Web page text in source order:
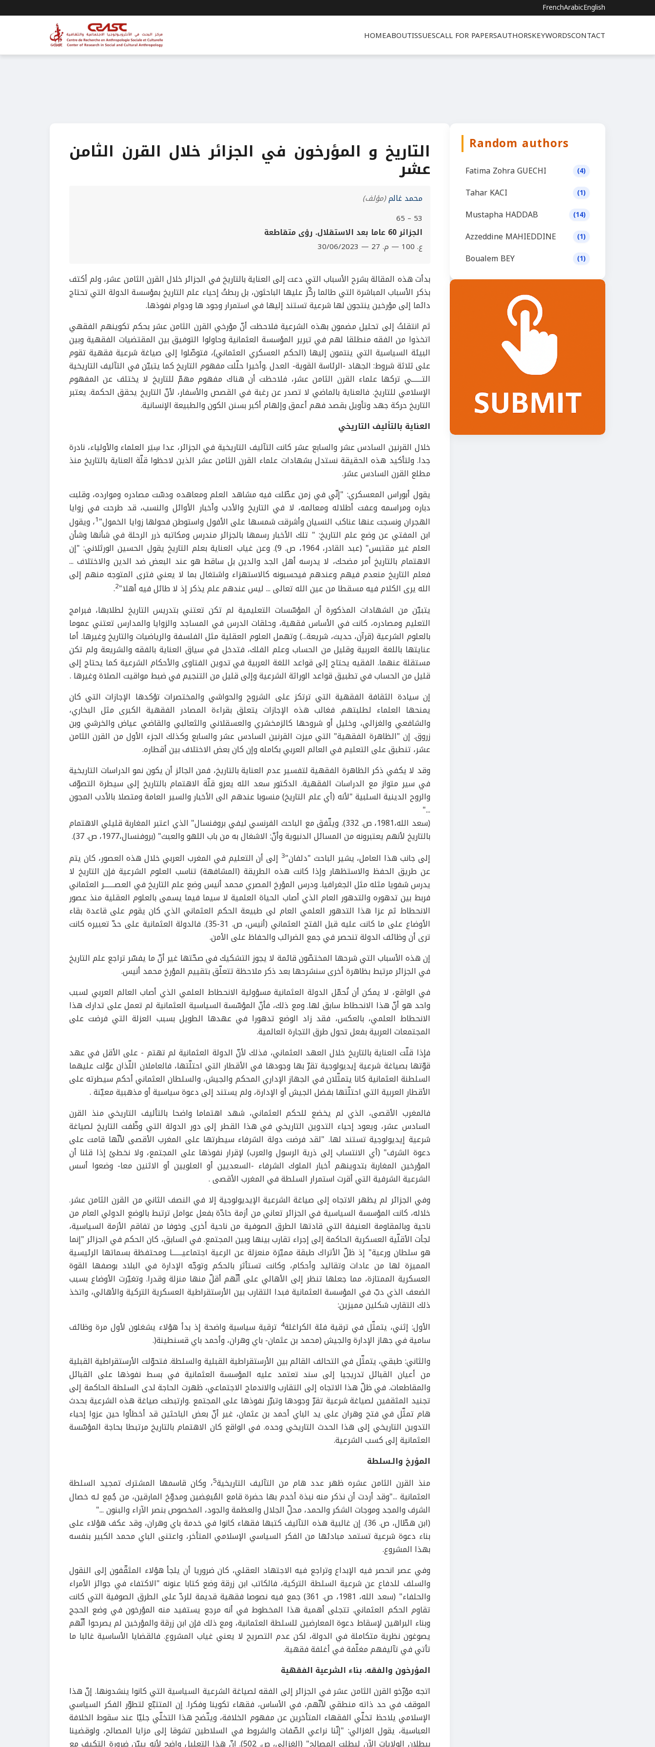
FrenchArabicEnglish
HOMEABOUTISSUESCALL FOR PAPERSAUTHORSKEYWORDSCONTACT
التاريخ و المؤرخون في الجزائر خلال القرن الثامن
عشر
محمد غالم(مؤلف)
53 – 65
الجزائر 60 عاما بعد الاستقلال. رؤى متقاطعة
ع. 100 — م. 27 — 30/06/2023
بدأت هذه المقالة بشرح الأسباب التي دعت إلى العناية بالتاريخ في الجزائر خلال القرن الثامن عشر، ولم أكتف
بذكر الأسباب المباشرة التي طالما ركّز عليها الباحثون، بل ربطتُ إحياء علم التاريخ بمؤسسة الدولة التي تحتاج
دائما إلى مؤرخين ينتجون لها شرعية تستند إليها في استمرار وجود ها ودوام نفوذها.
ثم انتقلتُ إلى تحليل مضمون بهذه الشرعية فلاحظت أنّ مؤرخي القرن الثامن عشر بحكم تكوينهم الفقهي
اتخذوا من الفقه منطلقا لهم في تبرير المؤسسة العثمانية وحاولوا التوفيق بين المقتضيات الفقهية وبين
البيئة السياسية التي ينتمون إليها (الحكم العسكري العثماني)، فتوصّلوا إلى صياغة شرعية فقهية تقوم
على ثلاثة شروط: الجهاد -الرئاسة القوية- العدل .وأخيرا حلّلت مفهوم التاريخ كما يتبيّن في التآليف التاريخية
التـــــــي تركها علماء القرن الثامن عشر، فلاحظت أن هناك مفهوم مهمّ للتاريخ لا يختلف عن المفهوم
الإسلامي للتاريخ. فالعناية بالماضي لا تصدر عن رغبة في القصص والأسفار، لأنّ التاريخ يحقق الحكمة. يعتبر
التاريخ حركة جهد وتأويل بقصد فهم أعمق وإلهام أکبر بسنن الكون والطبيعة الإنسانية.
العناية بالتأليف التاريخي
خلال القرنين السادس عشر والسابع عشر كانت التآليف التاريخية في الجزائر، عدا سِيَر العلماء والأولياء، نادرة
جدا. ولتأكيد هذه الحقيقة نستدل بشهادات علماء القرن الثامن عشر الذين لاحظوا قلّة العناية بالتاريخ منذ
مطلع القرن السادس عشر.
يقول أبوراس المعسكري: "إنّي في زمن عطّلت فيه مشاهد العلم ومعاهده ودسّت مصادره وموارده، وقلبت
دباره ومراسمه وعفت أطلاله ومعالمه، لا في التاريخ والأدب وأخبار الأوائل والنسب، قد طرحت في زوايا
الهجران ونسجت عنها عناكب النسيان وأشرقت شمسها على الأفول واستوطن فحولها زوايا الخمول"1، ويقول
ابن المفتي عن وضع علم التاريخ: " تلك الأخبار رسمها بالجزائر مندرس ومكاتبه ذرر الرحلة في شأنها وشأن
العلم غير مقتبس" (عبد القادر، 1964، ص. 9). وعن غياب العناية بعلم التاريخ يقول الحسين الورثلاني: "إن
الاهتمام بالتاريخ أمر مضحك، لا يدرسه أهل الجد والدين بل ساقط هو عند البعض ضد الدين والاختلاف ...
فعلم التاريخ منعدم فيهم وعندهم فيحسبونه كالاستهزاء واشتغال بما لا يعني فترى المتوجه منهم إلى
الله يرى الكلام فيه مسقطا من عين الله تعالى ... ليس عندهم علم يذكر إذ لا طائل فيه أهلا"2
.
يتبيّن من الشهادات المذكورة أن المؤسّسات التعليمية لم تكن تعتني بتدريس التاريخ لطلابها، فبرامج
التعليم ومصادره، كانت في الأساس فقهية، وحلقات الدرس في المساجد والزوايا والمدارس تعتني عموما
بالعلوم الشرعية (قرآن، حديث، شريعة...) وتهمل العلوم العقلية مثل الفلسفة والرياضيات والتاريخ وغيرها. أما
عنايتها باللغة العربية وقليل من الحساب وعلم الفلك، فتدخل في سياق العناية بالفقه والشريعة ولم تكن
مستقلة عنهما. الفقيه يحتاج إلى قواعد اللغة العربية في تدوين الفتاوى والأحكام الشرعية كما يحتاج إلى
قليل من الحساب في تطبيق قواعد الوراثة الشرعية وإلى قليل من التنجيم في ضبط مواقيت الصلاة وغيرها .
إن سيادة الثقافة الفقهية التي ترتكز على الشروح والحواشي والمختصرات تؤكدها الإجازات التي كان
يمنحها العلماء لطلبتهم. فغالب هذه الإجازات يتعلق بقراءة المصادر الفقهية الكبرى مثل البخاري،
والشافعي والغزالي، وخليل أو شروحها كالزمخشري والعسقلاني والثعالبي والقاضي عياض والخرشي وبن
زروق. إن "الظاهرة الفقهية" التي ميزت القرنين السادس عشر والسابع وكذلك الجزء الأول من القرن الثامن
عشر، تنطبق على التعليم في العالم العربي بكامله وإن كان بعض الاختلاف بين أقطاره.
وقد لا يكفي ذكر الظاهرة الفقهية لتفسير عدم العناية بالتاريخ، فمن الجائز أن يكون نمو الدراسات التاريخية
في سير متواز مع الدراسات الفقهية. الدكتور سعد الله يعزو قلّة الاهتمام بالتاريخ إلى سيطرة التصوّف
والروح الدينية السلبية "لأنه (أي علم التاريخ) منسوبا عندهم الى الأخبار والسير العامة ومتصلا بالأدب المجون
..."
(سعد الله،1981، ص. 332). ويتّفق مع الباحث الفرنسي ليفي بروفنسال" الذي اعتبر المغاربة قليلي الاهتمام
بالتاريخ لأنهم يعتبرونه من المسائل الدنيوية وأنّ: الاشغال به من باب اللهو والعبث" (بروفنسال،1977، ص. 37).
إلى جانب هذا العامل، يشير الباحث "دلفان"3 إلى أن التعليم في المغرب العربي خلال هذه العصور، كان يتم
عن طريق الحفظ والاستظهار وإذا كانت هذه الطريقة (المشافهة) تناسب العلوم الشرعية فإن التاريخ لا
يدرس شفويا مثله مثل الجغرافيا. ودرس المؤرخ المصري محمد أنيس وضع علم التاريخ في العصـــــــر العثماني
فربط بين تدهوره والتدهور العام الذي أصاب الحياة العلمية لا سيما فيما يسمى بالعلوم العقلية منذ عصور
الانحطاط ثم عزا هذا التدهور العلمي العام لى طبيعة الحكم العثماني الذي كان يقوم على قاعدة بقاء
الأوضاع على ما كانت عليه قبل الفتح العثماني (أنيس، ص. 31-35). فالدولة العثمانية على حدّ تعبيره كانت
ترى أن وظائف الدولة تنحصر في جمع الضرائب والحفاظ على الأمن.
إن هذه الأسباب التي شرحها المختصّون قائمة لا يجوز التشكيك في صحّتها غير أنّ ما يفسّر تراجع علم التاريخ
في الجزائر مرتبط بظاهرة أخرى سنشرحها بعد ذكر ملاحظة تتعلّق بتقييم المؤرخ محمد أنيس.
في الواقع، لا يمكن أن نُحمّل الدولة العثمانية مسؤولية الانحطاط العلمي الذي أصاب العالم العربي لسبب
واحد هو أنّ هذا الانحطاط سابق لها. ومع ذلك، فأنّ المؤسّسة السياسية العثمانية لم تعمل على تدارك هذا
الانحطاط العلمي، بالعكس، فقد زاد الوضع تدهورا في عهدها الطويل بسبب العزلة التي فرضت على
المجتمعات العربية بفعل تحول طرق التجارة العالمية.
فإذا قلّت العناية بالتاريخ خلال العهد العثماني، فذلك لأنّ الدولة العثمانية لم تهتم - على الأقل في عهد
قوّتها بصياغة شرعية إيديولوجية تقرّ بها وجودها في الأقطار التي احتلّتها، فالعاملان اللّذان عوّلت عليهما
السلطنة العثمانية كانا يتمثّلان في الجهاز الإداري المحكم والجيش، والسلطان العثماني أحكم سيطرته على
الأقطار العربية التي احتلّتها بفضل الجيش أو الإدارة، ولم يستند إلى دعوة سياسية أو مذهبية معيّنة .
فالمغرب الأقصى، الذي لم يخضع للحكم العثماني، شهد اهتماما واضحا بالتأليف التاريخي منذ القرن
السادس عشر، ويعود إحياء التدوين التاريخي في هذا القطر إلى دور الدولة التي وظّفت التاريخ لصياغة
شرعية إيديولوجية تستند لها. "لقد فرضت دولة الشرفاء سيطرتها على المغرب الأقصى لأنّها قامت على
دعوة الشرف" (أي الانتساب إلى ذرية الرسول والعرب) لإقرار نفوذها على المجتمع، ولا نخطئ إذا قلنا أن
المؤرخين المغاربة بتدوينهم أخبار الملوك الشرفاء -السعديين أو العلويين أو الاثنين معا- وضعوا أسس
الشرعية الشرفية التي أقرت استمرار السلطة في المغرب الأقصى .
وفي الجزائر لم يظهر الاتجاه إلى صياغة الشرعية الإيديولوجية إلا في النصف الثاني من القرن الثامن عشر.
خلاله، كانت المؤسسة السياسية في الجزائر تعاني من أزمة حادّة بفعل عوامل ترتبط بالوضع الدولي العام من
ناحية وبالمقاومة العنيفة التي قادتها الطرق الصوفية من ناحية أخرى. وخوفا من تفاقم الأزمة السياسية،
لجأت الأقلّية العسكرية الحاكمة إلى إجراء تقارب بينها وبين المجتمع. في السابق، كان الحكم في الجزائر "إنما
هو سلطان ورعية" إذ ظلّ الأتراك طبقة مميّزة منعزلة عن الرعية اجتماعيـــــــا ومحتفظة بسماتها الرئيسية
المميزة لها من عادات وتقاليد وأحكام، وكانت تستأثر بالحكم وتوجّه الإدارة في البلاد بوصفها القوة
العسكرية الممتازة، مما جعلها تنظر إلى الأهالي على أنّهم أقلّ منها منزلة وقدرا. وتغيّرت الأوضاع بسبب
الضعف الذي دبّ في المؤسسة العثمانية فبدا التقارب بين الأرستقراطية العسكرية التركية والأهالي، واتخذ
ذلك التقارب شكلين مميزين:
الأول: إثني، يتمثّل في ترقية فئة الكراغلة4 ترقية سياسية واضحة إذ بدأ هؤلاء يشغلون لأول مرة وظائف
سامية في جهاز الإدارة والجيش (محمد بن عثمان- باي وهران، وأحمد باي قسنطينة(.
والثاني: طبقي، يتمثّل في التحالف القائم بين الأرستقراطية القبلية والسلطة. فتحوّلت الأرستقراطية القبلية
من أعيان القبائل تدريجيا إلى سند تعتمد عليه المؤسسة العثمانية في بسط نفوذها على القبائل
والمقاطعات. في ظلّ هذا الاتجاه إلى التقارب والاندماج الاجتماعي، ظهرت الحاجة لدى السلطة الحاكمة إلى
تجنيد المثقفين لصياغة شرعية تقرّ وجودها وتبرّر نفوذها على المجتمع .وارتبطت صياغة هذه الشرعية بحدث
هام تمثّل في فتح وهران على يد الباي أحمد بن عثمان، غير أنّ بعض الباحثين قد أخطأوا حين عزوا إحياء
التدوين التاريخي إلى هذا الحدث التاريخي وحده. في الواقع كان الاهتمام بالتاريخ مرتبطا بحاجة المؤسّسة
العثمانية إلى كسب الشرعية.
المؤرخ والـسلطة
منذ القرن الثامن عشره ظهر عدد هام من التآليف التاريخية5، وكان قاسمها المشترك تمجيد السلطة
العثمانية ..."وقد أردت أن نذكر منه نبذة أخدم بها حضرة قامع المُبغِضين ومدوّخ المارقين، من جُمِع لـه خصال
الشرف والمجد وموجات الشكر والحمد، محلّ الجلال والعظمة والجود، المخصوص بنصر الآراء والبنون ..."
(ابن هطّال، ص. 36). إن غالبية هذه التآليف كتبها فقهاء كانوا في خدمة باي وهران، وقد عكف هؤلاء على
بناء دعوة شرعية تستمد مبادئها من الفكر السياسي الإسلامي المتأخر، واعتنى الباي محمد الكبير بنفسه
بهذا المشروع.
وفي عصر انحصر فيه الإبداع وتراجع فيه الاجتهاد العقلي، كان ضروريا أن يلجأ هؤلاء المثقّفون إلى النقول
والسلف للدفاع عن شرعية السلطة التركية، فالكاتب ابن زرقة وضع كتابا عنونه "الاكتفاء في جوائز الأمراء
والحلفاء" (سعد الله، 1981، ص. 361) جمع فيه نصوصا فقهية قديمة للردّ على الطرق الصوفية التي كانت
تقاوم الحكم العثماني. تتجلى أهمية هذا المخطوط في أنه مرجع يستفيد منه المؤرخون في وضع الحجج
وبناء البراهين لإسقاط دعوة المعارضين للسلطة العثمانية، ومع ذلك فإن ابن زرقة والمؤرخين لم يصرحوا أنّهم
يصوغون نظرية متكاملة في الدولة، لكن عدم التصريح لا يعني غياب المشروع. فالقضايا الأساسية غالبا ما
تأتي في تآليفهم مغلّفة في أغلفة فقهية.
المؤرخون والفقه. بناء الشرعية الفقهية
اتجه مؤرّخو القرن الثامن عشر في الجزائر إلى الفقه لصياغة الشرعية السياسية التي كانوا ينشدونها. إنّ هذا
الموقف في حد ذاته منطقي لأنّهم، في الأساس، فقهاء تكوينا وفكرا. إن المتتبّع لتطوّر الفكر السياسي
الإسلامي يلاحظ تخلّي الفقهاء المتأخرين عن مفهوم الخلافة، ويتّضح هذا التخلّي جليّا عند سقوط الخلافة
العباسية، يقول الغزالي: "إنّنا نراعي الصّفات والشروط في السلاطين تشوقا إلى مزايا المصالح، ولوقضينا
ببطلان الولايات الآن لبطلت المصالح" (الغزالي، ص. 502). إنّ هذا التعليل واضح لأنه يبيّن ضرورة التكيف مع
Random authors
Fatima Zohra GUECHI (4)
Tahar KACI (1)
Mustapha HADDAB (14)
Azzeddine MAHIEDDINE (1)
Boualem BEY (1)